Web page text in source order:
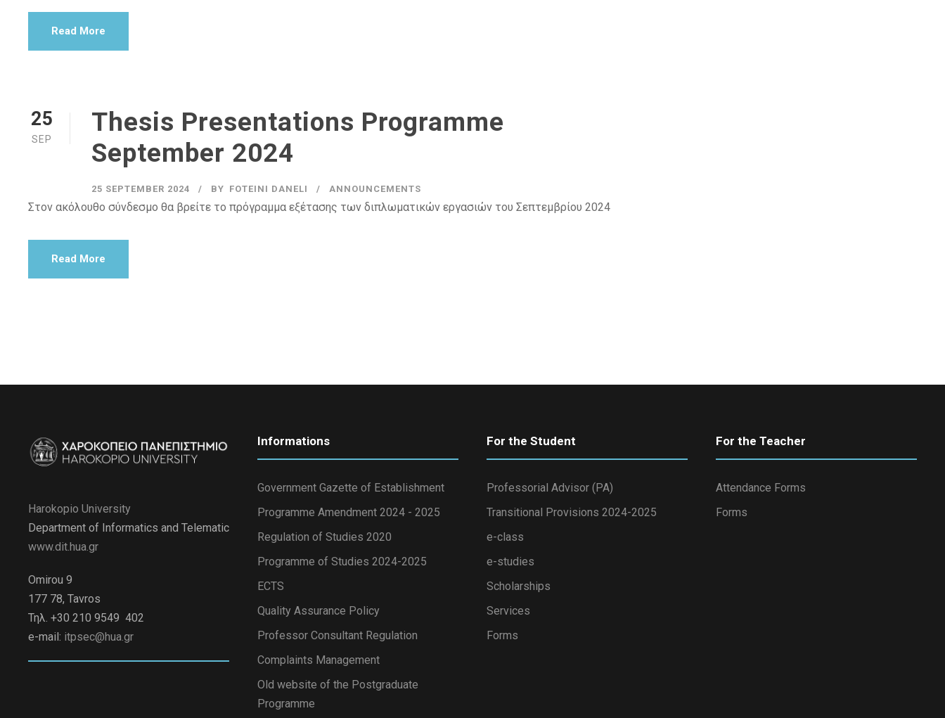
Read More
25
SEP
Thesis Presentations Programme
September 2024
25 SEPTEMBER 2024 BY FOTEINI DANELI ANNOUNCEMENTS
Στον ακόλουθο σύνδεσμο θα βρείτε το πρόγραμμα εξέτασης των διπλωματικών εργασιών του Σεπτεμβρίου 2024
Read More
Harokopio University
Department of Informatics and Telematic
www.dit.hua.gr
Omirou 9
177 78, Tavros
Τηλ. +30 210 9549 402
e-mail: itpsec@hua.gr
Informations
Government Gazette of Establishment
Programme Amendment 2024 - 2025
Regulation of Studies 2020
Programme of Studies 2024-2025
ECTS
Quality Assurance Policy
Professor Consultant Regulation
Complaints Management
Old website of the Postgraduate
Programme
For the Student
Professorial Advisor (PA)
Transitional Provisions 2024-2025
e-class
e-studies
Scholarships
Services
Forms
For the Teacher
Attendance Forms
Forms